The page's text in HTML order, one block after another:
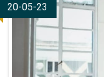
20-05-23